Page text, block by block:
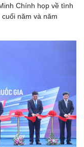
Chính họp về tình
năm và năm